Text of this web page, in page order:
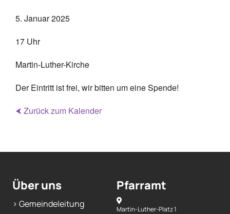
5. Januar 2025
17 Uhr
Martin-Luther-Kirche
Der Eintritt ist frei, wir bitten um eine Spende!
⮜ Zurück zum Kalender
Über uns
> Gemeindeleitung
Pfarramt
Martin-Luther-Platz 1